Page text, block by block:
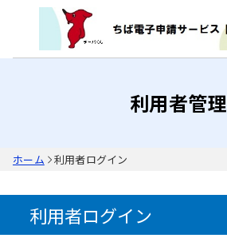
利用者管理
ホーム 利用者ログイン
利用者ログイン